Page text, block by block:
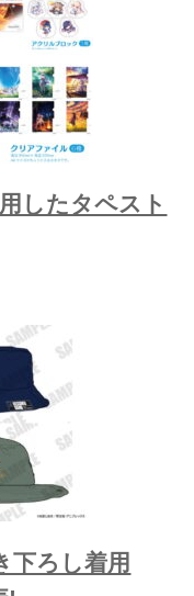
したタペスト
下ろし着用